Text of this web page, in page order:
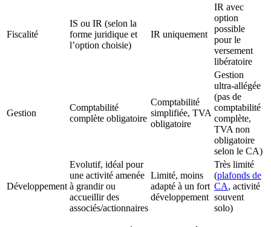
Fiscalité
IS ou IR (selon la
forme juridique et
l’option choisie)
IR uniquement
IR avec
option
possible
pour le
versement
libératoire
Gestion
Comptabilité
complète obligatoire
Comptabilité
simplifiée, TVA
obligatoire
Gestion
ultra-allégée
(pas de
comptabilité
complète,
TVA non
obligatoire
selon le CA)
Développement
Evolutif, idéal pour
une activité amenée
à grandir ou
accueillir des
associés/actionnaires
Limité, moins
adapté à un fort
développement
Très limité
(plafonds de
CA, activité
souvent
solo)